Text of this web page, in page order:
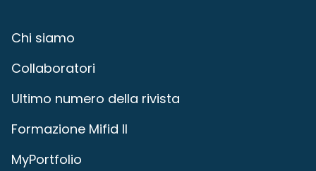
Chi siamo
Collaboratori
Ultimo numero della rivista
Formazione Mifid II
MyPortfolio